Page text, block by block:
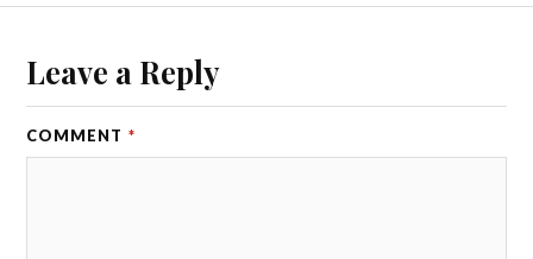
Leave a Reply
COMMENT *